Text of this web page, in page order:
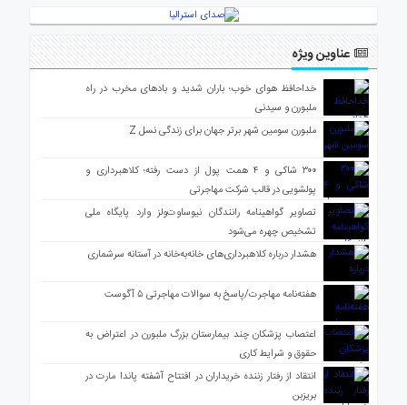
عناوین ویژه
خداحافظ هوای خوب؛ باران شدید و بادهای مخرب در راه
ملبورن و سیدنی
ملبورن سومین شهر برتر جهان برای زندگی نسل Z
۳۰۰ شاکی و ۴ همت پول از دست رفته؛ کلاهبرداری و
پولشویی در قالب شرکت مهاجرتی
تصاویر گواهینامه رانندگان نیوساوت‌ولز وارد پایگاه ملی
تشخیص چهره می‌شود
هشدار درباره کلاهبرداری‌های خانه‌به‌خانه در آستانه سرشماری
هفته‌نامه مهاجرت/پاسخ به سوالات مهاجرتی ۵ آگوست
اعتصاب پزشکان چند بیمارستان بزرگ ملبورن در اعتراض به
حقوق و شرایط کاری
انتقاد از رفتار زننده خریداران در افتتاح آشفته پاندا مارت در
بریزبن